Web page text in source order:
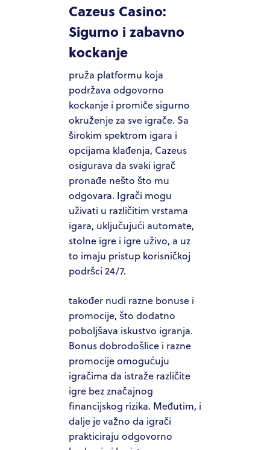
Cazeus Casino:
Sigurno i zabavno
kockanje
pruža platformu koja
podržava odgovorno
kockanje i promiče sigurno
okruženje za sve igrače. Sa
širokim spektrom igara i
opcijama klađenja, Cazeus
osigurava da svaki igrač
pronađe nešto što mu
odgovara. Igrači mogu
uživati u različitim vrstama
igara, uključujući automate,
stolne igre i igre uživo, a uz
to imaju pristup korisničkoj
podršci 24/7.
također nudi razne bonuse i
promocije, što dodatno
poboljšava iskustvo igranja.
Bonus dobrodošlice i razne
promocije omogućuju
igračima da istraže različite
igre bez značajnog
financijskog rizika. Međutim, i
dalje je važno da igrači
prakticiraju odgovorno